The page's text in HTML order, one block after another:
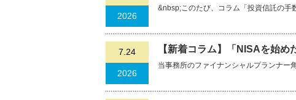
2026
&nbsp;このたび、コラム「投資信託の手
7.24
2026
【新着コラム】「NISAを始
当事務所のファイナンシャルプランナー